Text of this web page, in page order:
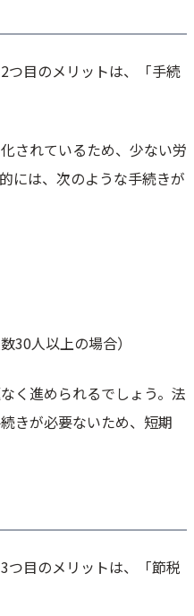
つ目のメリットは、「手続
されているため、少ない労
には、次のような手続きが
30人以上の場合）
く進められるでしょう。法
きが必要ないため、短期
つ目のメリットは、「節税